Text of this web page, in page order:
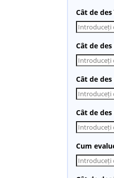
Cât de
Cât de
Cât de
Cât de
Cum